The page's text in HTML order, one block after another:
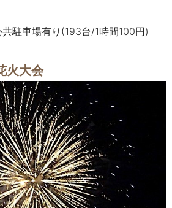
駐車場有り(193台/1時間100円)
火大会